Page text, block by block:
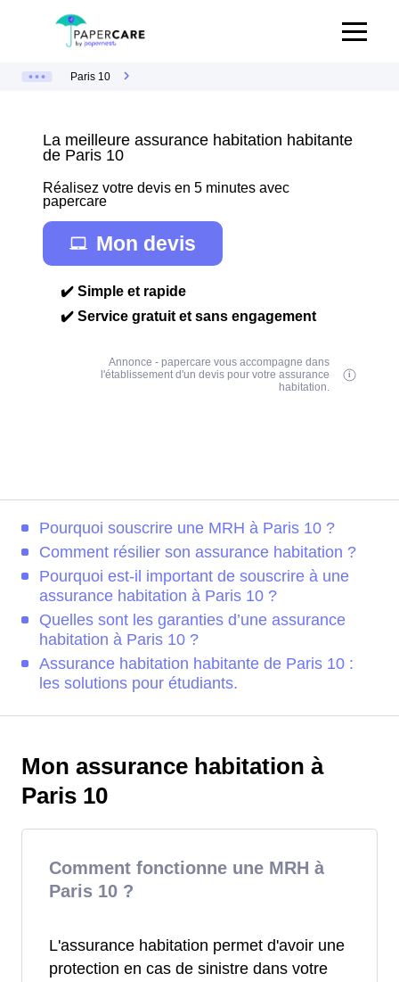
Paris 10
La meilleure assurance habitation habitante
de Paris 10
Réalisez votre devis en 5 minutes avec
papercare
Mon devis
✔️ Simple et rapide
✔️ Service gratuit et sans engagement
Annonce - papercare vous accompagne dans
l'établissement d'un devis pour votre assurance
habitation.
Pourquoi souscrire une MRH à Paris 10 ?
Comment résilier son assurance habitation ?
Pourquoi est-il important de souscrire à une
assurance habitation à Paris 10 ?
Quelles sont les garanties d’une assurance
habitation à Paris 10 ?
Assurance habitation habitante de Paris 10 :
les solutions pour étudiants.
Mon assurance habitation à
Paris 10
Comment fonctionne une MRH à
Paris 10 ?
L'assurance habitation permet d'avoir une
protection en cas de sinistre dans votre